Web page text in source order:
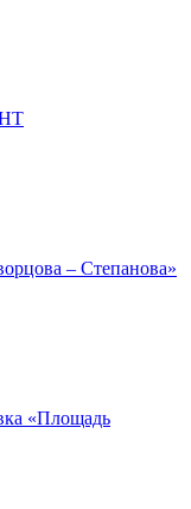
– Степанова»
«Площадь